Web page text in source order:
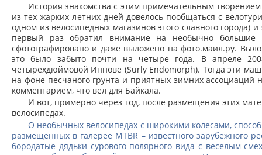
История знакомства с этим примечательным
из тех жарких летних дней довелось пообщаться с
одном из велосипедных магазинов этого славного города)
первый раз обратил внимание на необычно
сфотографировано и даже выложено на фото.маил.ру.
это было забыто почти на четыре года. В апреле
четырёхдюймовой Иннове (Surly Endomorph). Тогда эти
на фоне песчаного грунта и приятных зимних
комментарием, что вел для Байкала.
И вот, примерно через год, после размещения этих
велосипедах.
О необычных велосипедах с широкими колесами,
размещенных в галерее MTBR – известного зарубежного
бородатые дядьки сурового полярного вида с веселым